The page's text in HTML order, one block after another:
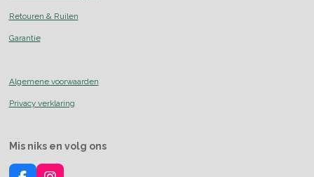
Retouren & Ruilen
Garantie
Algemene voorwaarden
Privacy verklaring
Mis niks en volg ons